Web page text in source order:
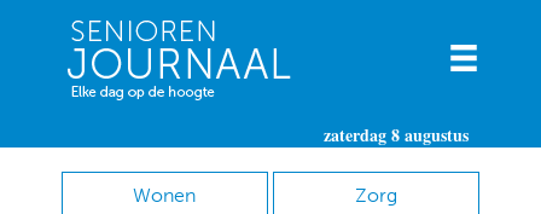
zaterdag 8 augustus
Wonen Zorg